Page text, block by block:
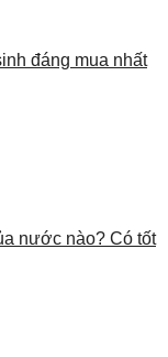
đáng mua nhất
nước nào? Có tốt